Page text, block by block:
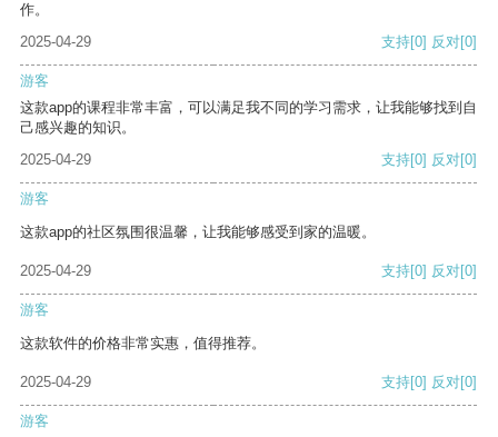
作。
2025-04-29
支持[0] 反对[0]
游客
这款app的课程非常丰富，可以满足我不同的学习需求，让我能够找到自
己感兴趣的知识。
2025-04-29
支持[0] 反对[0]
游客
这款app的社区氛围很温馨，让我能够感受到家的温暖。
2025-04-29 支持[0] 反对[0]
游客
这款软件的价格非常实惠，值得推荐。
2025-04-29 支持[0] 反对[0]
游客